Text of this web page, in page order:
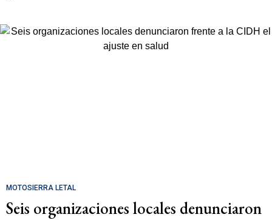
MOTOSIERRA LETAL
Seis organizaciones locales denunciaron